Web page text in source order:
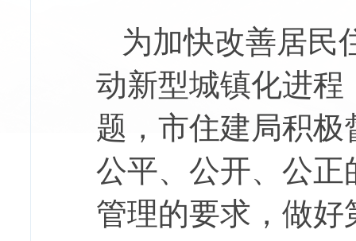
为加快改善居民
动新型城镇化进
题，市住建局积
公平、公开、公
管理的要求，做